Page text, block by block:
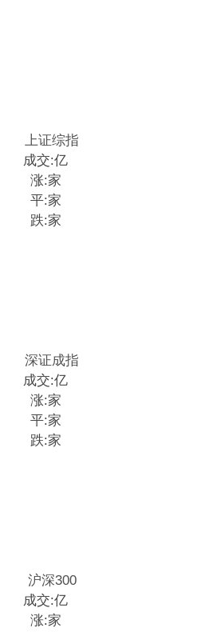
成交:亿
涨:家
平:家
跌:家
成交:亿
涨:家
平:家
跌:家
成交:亿
涨:家